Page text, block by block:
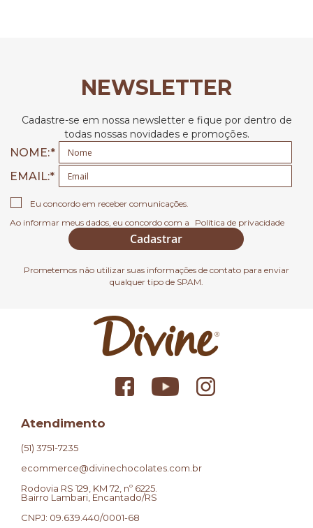
NEWSLETTER
Cadastre-se em nossa newsletter e fique por dentro de
todas nossas novidades e promoções.
NOME:
EMAIL
Eu concordo em receber comunicações.
Ao informar meus dados, eu concordo com a
Política de privacidade
Cadastrar
Prometemos não utilizar suas informações de contato para enviar
qualquer tipo de SPAM.
Atendimento
(51) 3751-7235
ecommerce@divinechocolates.com.br
Rodovia RS 129, KM 72, nº 6225.
Bairro Lambari, Encantado/RS
CNPJ: 09.639.440/0001-68